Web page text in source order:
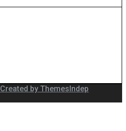
Created by ThemesIndep